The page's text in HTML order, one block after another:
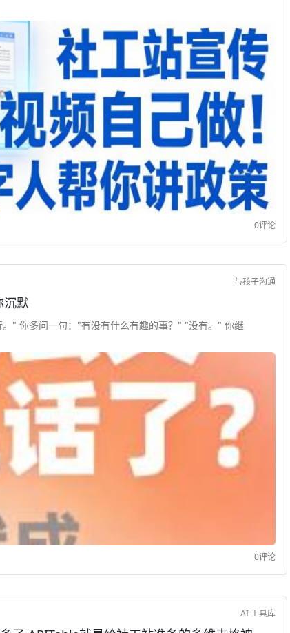
0评论
与孩子沟通
默
" 你多问一句："有没有什么有趣的事？" "没有。" 你继
0评论
AI 工具库